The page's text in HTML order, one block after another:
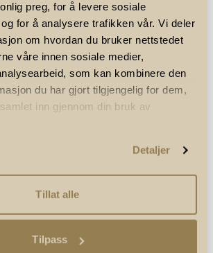
preg, for å levere sosiale
for å analysere trafikken vår. Vi deler
om hvordan du bruker nettstedet
våre innen sosiale medier,
som kan kombinere den
du har gjort tilgjengelig for dem,
inn gjennom din bruk av
Detaljer
Tillat alle
Tilpass
RELATERTE ARTIKLER